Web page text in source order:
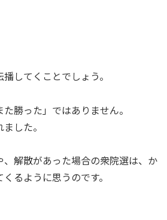
してくことでしょう。
た勝った」ではありません。
した。
、解散があった場合の衆院選は、か
るように思うのです。